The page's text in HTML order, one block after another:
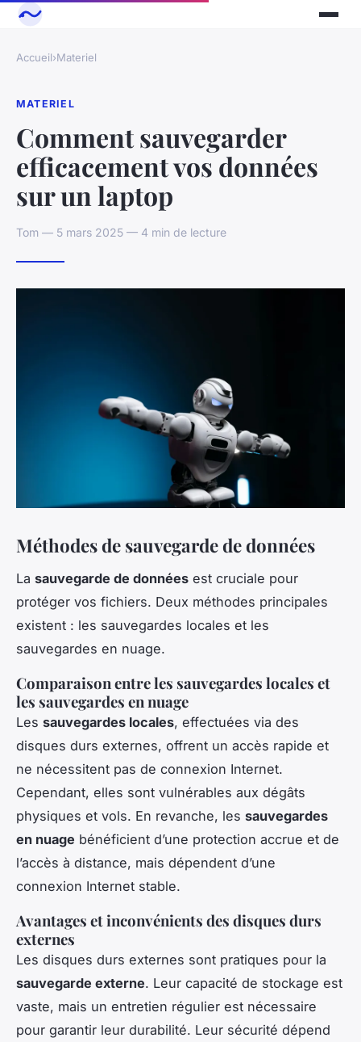
Accueil›Materiel
MATERIEL
Comment sauvegarder
efficacement vos données
sur un laptop
Tom — 5 mars 2025 — 4 min de lecture
Méthodes de sauvegarde de données
La sauvegarde de données est cruciale pour
protéger vos fichiers. Deux méthodes principales
existent : les sauvegardes locales et les
sauvegardes en nuage.
Comparaison entre les sauvegardes locales et
les sauvegardes en nuage
Les sauvegardes locales, effectuées via des
disques durs externes, offrent un accès rapide et
ne nécessitent pas de connexion Internet.
Cependant, elles sont vulnérables aux dégâts
physiques et vols. En revanche, les sauvegardes
en nuage bénéficient d’une protection accrue et de
l’accès à distance, mais dépendent d’une
connexion Internet stable.
Avantages et inconvénients des disques durs
externes
Les disques durs externes sont pratiques pour la
sauvegarde externe. Leur capacité de stockage est
vaste, mais un entretien régulier est nécessaire
pour garantir leur durabilité. Leur sécurité dépend